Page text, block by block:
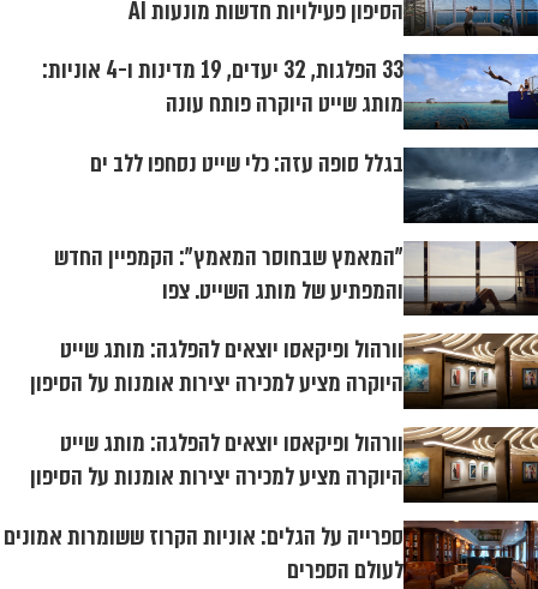
הסיפון פעילויות חדשות מונעות AI
33 הפלגות, 32 יעדים, 19 מדינות ו-4 אוניות:
מותג שייט היוקרה פותח עונה
בגלל סופה עזה: כלי שייט נסחפו ללב ים
"המאמץ שבחוסר המאמץ": הקמפיין החדש
והמפתיע של מותג השייט. צפו
וורהול ופיקאסו יוצאים להפלגה: מותג שייט
היוקרה מציע למכירה יצירות אומנות על הסיפון
וורהול ופיקאסו יוצאים להפלגה: מותג שייט
היוקרה מציע למכירה יצירות אומנות על הסיפון
ספרייה על הגלים: אוניות הקרוז ששומרות אמונים
לעולם הספרים